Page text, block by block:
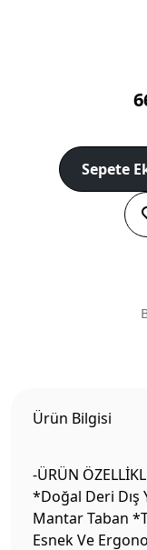
Sepete
Ürün Bilgisi
-ÜRÜN
*Doğal Deri
Mantar Taban
Esnek Ve